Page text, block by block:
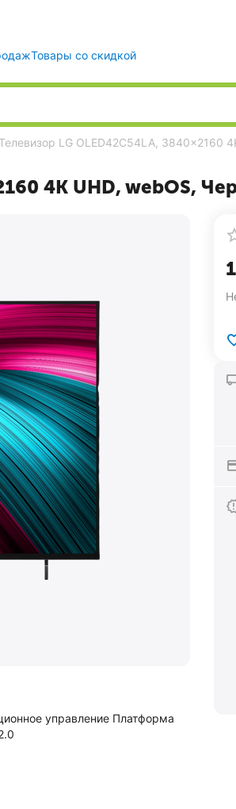
Товары со скидкой
LG OLED42C54LA, 3840x2160
4K UHD, webOS,
управление Платформа